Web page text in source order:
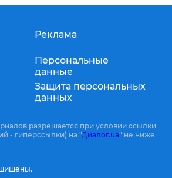
Реклама
Персональные
данные
Защита персональных
данных
разрешается при условии ссылки
- гиперссылки) на "Диалог.ua" не ниже